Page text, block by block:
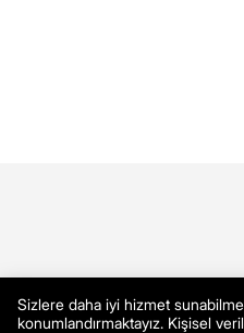
Sizlere daha iyi hizmet
konumlandırmaktayız. Kişisel